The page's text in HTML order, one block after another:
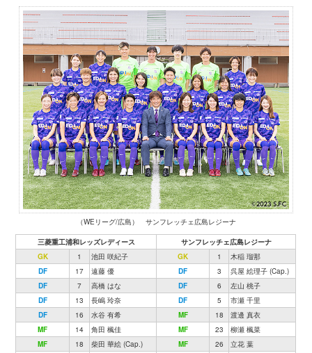
（WEリーグ/広島） サンフレッチェ広島レジーナ
三菱重工浦和レッズレディース
サンフレッチェ広島レジーナ
GK
1 池田 咲紀子 GK 1
木稲 瑠那
DF
17 遠藤 優 DF 3
呉屋 絵理子 (Cap.)
DF
7 高橋 はな DF 6
左山 桃子
DF
13 長嶋 玲奈 DF 5
市瀬 千里
DF
16 水谷 有希 MF 18
渡邊 真衣
MF
14 角田 楓佳 MF 23
柳瀬 楓菜
MF
18 柴田 華絵 (Cap.) MF 26
立花 葉